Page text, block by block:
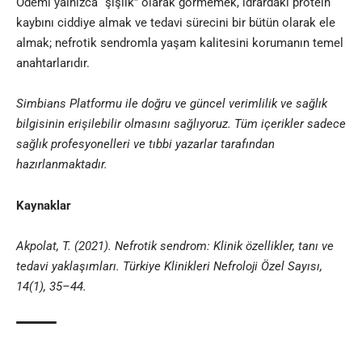
kaybını ciddiye almak ve tedavi sürecini bir bütün olarak ele
almak; nefrotik sendromla yaşam kalitesini korumanın temel
anahtarlarıdır.
Simbians Platformu ile doğru ve güncel verimlilik ve sağlık
bilgisinin erişilebilir olmasını sağlıyoruz. Tüm içerikler sadece
sağlık profesyonelleri ve tıbbi yazarlar tarafından
hazırlanmaktadır.
Kaynaklar
Akpolat, T. (2021). Nefrotik sendrom: Klinik özellikler, tanı ve
tedavi yaklaşımları. Türkiye Klinikleri Nefroloji Özel Sayısı,
14(1), 35–44.